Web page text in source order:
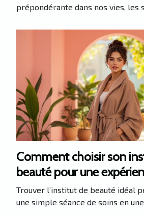
prépondérante dans nos vies, les
Comment choisir son
beauté pour une
Trouver l’institut de beauté idéal
une simple séance de soins en